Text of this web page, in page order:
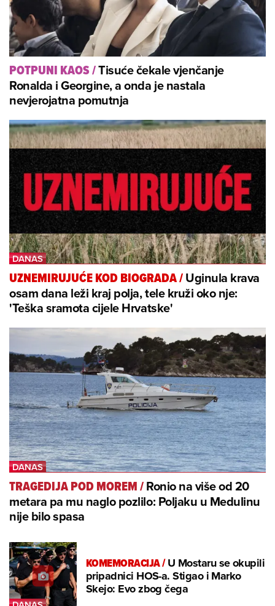
POTPUNI KAOS/Tisuće čekale vjenčanje
Ronalda i Georgine, a onda je nastala
nevjerojatna pomutnja
UZNEMIRUJUĆE KOD BIOGRADA/Uginula krava
osam dana leži kraj polja, tele kruži oko nje:
'Teška sramota cijele Hrvatske'
TRAGEDIJA POD MOREM/Ronio na više od 20
metara pa mu naglo pozlilo: Poljaku u Medulinu
nije bilo spasa
KOMEMORACIJA/U Mostaru se okupili
pripadnici HOS-a. Stigao i Marko
Skejo: Evo zbog čega